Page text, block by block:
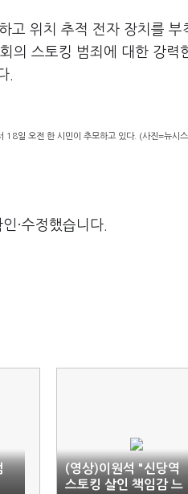
고 위치 추적 전자 장치를 부
의 스토킹 범죄에 대한 강력
.
18일 오전 한 시민이 추모하고 있다. (사진=뉴시
·수정했습니다.
(영상)이원석 "신당역
스토킹 살인 책임감 느